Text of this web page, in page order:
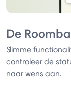
De
Slimme
controleer de
naar wens aan.